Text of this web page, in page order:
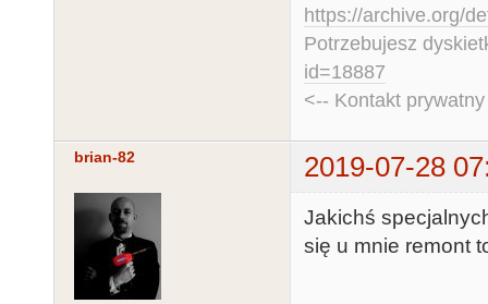
https://archive.org/
Potrzebujesz
id=18887
<-- Kontakt
brian-82 2019-07-28
Jakichś
się u mnie remont